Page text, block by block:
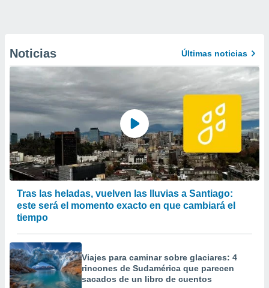
Noticias Últimas noticias
Tras las heladas, vuelven las lluvias a Santiago:
este será el momento exacto en que cambiará el
tiempo
Viajes para caminar sobre glaciares: 4
rincones de Sudamérica que parecen
sacados de un libro de cuentos